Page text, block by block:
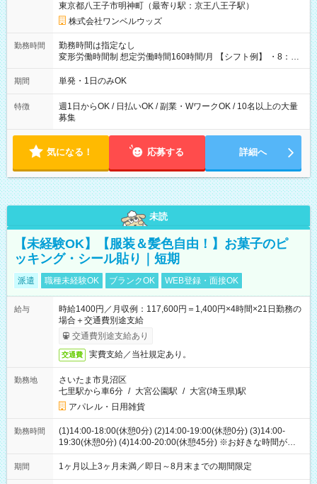
東京都八王子市明神町（最寄り駅：京王八王子駅）
株式会社ワンベルウッズ
勤務時間
勤務時間は指定なし
変形労働時間制 想定労働時間160時間/月 【シフト例】 ・8：00
～21：00
期間 単発・1日のみOK
特徴
週1日からOK / 日払いOK / 副業・WワークOK / 10名以上の大量
募集
気になる！ 応募する 詳細へ
未読
【未経験OK】【服装＆髪色自由！】お菓子のピ
ッキング・シール貼り｜短期
派遣 職種未経験OK ブランクOK WEB登録・面接OK
給与
時給1400円／月収例：117,600円＝1,400円×4時間×21日勤務の
場合＋交通費別途支給
交通費別途支給あり
交通費 実費支給／当社規定あり。
勤務地
さいたま市見沼区
七里駅から車6分 / 大宮公園駅 / 大宮(埼玉県)駅
アパレル・日用雑貨
勤務時間
(1)14:00-18:00(休憩0分) (2)14:00-19:00(休憩0分) (3)14:00-
19:30(休憩0分) (4)14:00-20:00(休憩45分) ※お好きな時間が選べ
ます
期間 1ヶ月以上3ヶ月未満／即日～8月末までの期間限定